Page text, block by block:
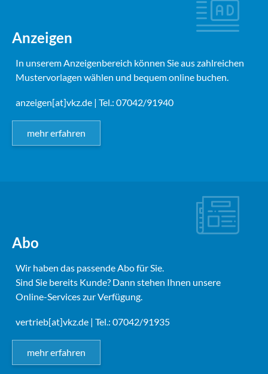
Anzeigen
In unserem Anzeigenbereich können Sie aus zahlreichen
Mustervorlagen wählen und bequem online buchen.
anzeigen[at]vkz.de | Tel.: 07042/91940
mehr erfahren
Abo
Wir haben das passende Abo für Sie.
Sind Sie bereits Kunde? Dann stehen Ihnen unsere
Online-Services zur Verfügung.
vertrieb[at]vkz.de | Tel.: 07042/91935
mehr erfahren